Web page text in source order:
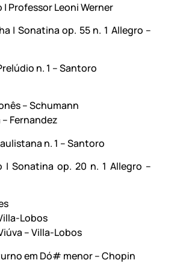
| Professor Leoni Werner
| Sonatina op. 55 n. 1 Allegro –
n. 1 – Santoro
– Schumann
Fernandez
n. 1 – Santoro
| Sonatina op. 20 n. 1 Allegro –
Lobos
– Villa-Lobos
em Dó# menor – Chopin